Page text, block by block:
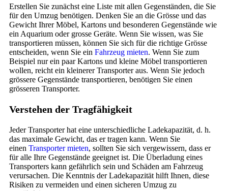
Erstellen Sie zunächst eine Liste mit allen Gegenständen, die Sie
für den Umzug benötigen. Denken Sie an die Grösse und das
Gewicht Ihrer Möbel, Kartons und besonderen Gegenstände wie
ein Aquarium oder grosse Geräte. Wenn Sie wissen, was Sie
transportieren müssen, können Sie sich für die richtige Grösse
entscheiden, wenn Sie ein Fahrzeug mieten. Wenn Sie zum
Beispiel nur ein paar Kartons und kleine Möbel transportieren
wollen, reicht ein kleinerer Transporter aus. Wenn Sie jedoch
grössere Gegenstände transportieren, benötigen Sie einen
grösseren Transporter.
Verstehen der Tragfähigkeit
Jeder Transporter hat eine unterschiedliche Ladekapazität, d. h.
das maximale Gewicht, das er tragen kann. Wenn Sie
einen Transporter mieten, sollten Sie sich vergewissern, dass er
für alle Ihre Gegenstände geeignet ist. Die Überladung eines
Transporters kann gefährlich sein und Schäden am Fahrzeug
verursachen. Die Kenntnis der Ladekapazität hilft Ihnen, diese
Risiken zu vermeiden und einen sicheren Umzug zu